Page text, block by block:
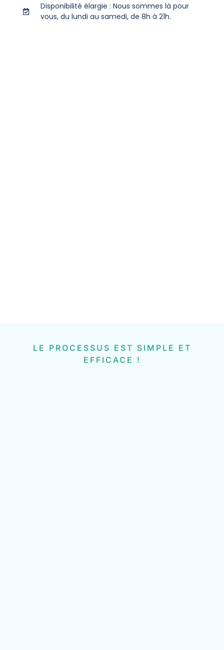
Disponibilité élargie : Nous sommes là pour
vous, du lundi au samedi, de 8h à 21h.
LE PROCESSUS EST SIMPLE ET
EFFICACE !